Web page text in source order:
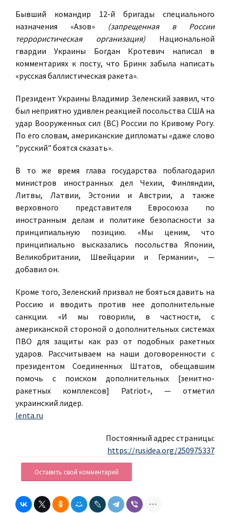
Бывший командир 12-й бригады специального
назначения «Азов» (запрещенная в России
террористическая организация) Национальной
гвардии Украины Богдан Кротевич написал в
комментариях к посту, что Бринк забыла написать
«русская баллистическая ракета».
Президент Украины Владимир Зеленский заявил, что
был неприятно удивлен реакцией посольства США на
удар Вооруженных сил (ВС) России по Кривому Рогу.
По его словам, американские дипломаты «даже слово
"русский" боятся сказать».
В то же время глава государства поблагодарил
министров иностранных дел Чехии, Финляндии,
Литвы, Латвии, Эстонии и Австрии, а также
верховного представителя Евросоюза по
иностранным делам и политике безопасности за
принципиальную позицию. «Мы ценим, что
принципиально высказались посольства Японии,
Великобритании, Швейцарии и Германии», —
добавил он.
Кроме того, Зеленский призвал не бояться давить на
Россию и вводить против нее дополнительные
санкции. «И мы говорили, в частности, с
американской стороной о дополнительных системах
ПВО для защиты как раз от подобных ракетных
ударов. Рассчитываем на наши договоренности с
президентом Соединенных Штатов, обещавшим
помочь с поиском дополнительных [зенитно-
ракетных комплексов] Patriot», — отметил
украинский лидер.
lenta.ru
Постоянный адрес страницы:
https://rusidea.org/250975337
Оставить свой комментарий